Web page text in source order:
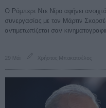
Ο Ρόμπερτ Ντε Νίρο αφήνει
συνεργασίας με τον Μάρτιν
αντιμετωπίζεται σαν
29 Μάι Χρήστος Μπακατσέλος